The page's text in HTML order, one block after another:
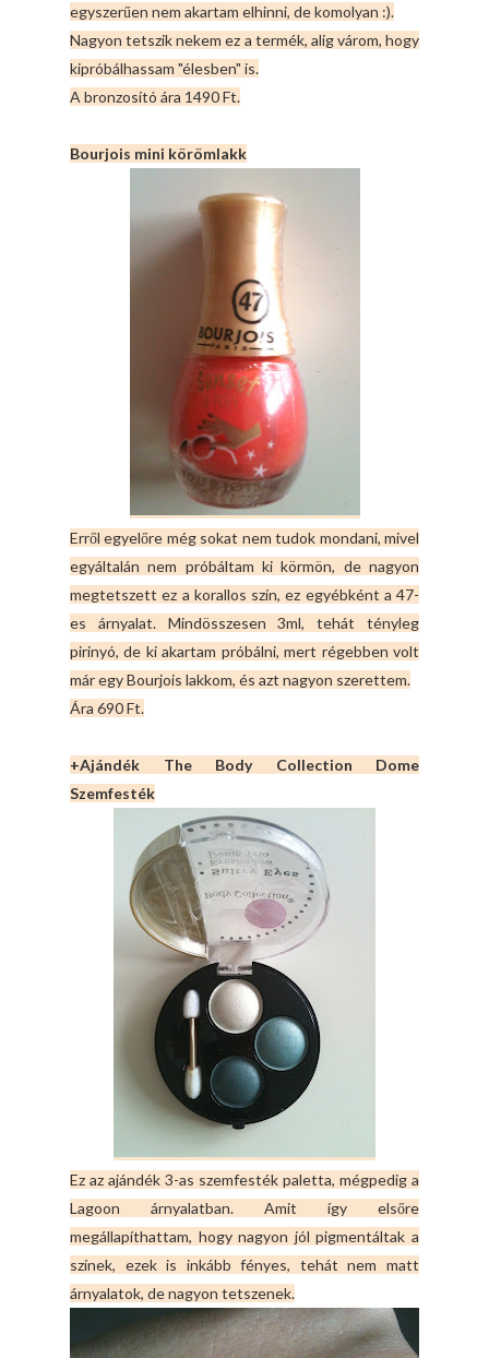
egyszerűen nem akartam elhinni, de komolyan :).
Nagyon tetszik nekem ez a termék, alig várom, hogy
kipróbálhassam "élesben" is.
A bronzosító ára 1490 Ft.
Bourjois mini körömlakk
Erről egyelőre még sokat nem tudok mondani, mivel
egyáltalán nem próbáltam ki körmön, de nagyon
megtetszett ez a korallos szín, ez egyébként a 47-
es árnyalat. Mindösszesen 3ml, tehát tényleg
pirinyó, de ki akartam próbálni, mert régebben volt
már egy Bourjois lakkom, és azt nagyon szerettem.
Ára 690 Ft.
+Ajándék The Body Collection Dome
Szemfesték
Ez az ajándék 3-as szemfesték paletta, mégpedig a
Lagoon árnyalatban. Amit így elsőre
megállapíthattam, hogy nagyon jól pigmentáltak a
színek, ezek is inkább fényes, tehát nem matt
árnyalatok, de nagyon tetszenek.